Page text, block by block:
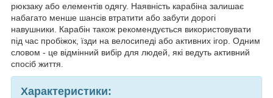
рюкзаку або елементів одягу. Наявність карабіна залишає
набагато менше шансів втратити або забути дорогі
навушники. Карабін також рекомендується використовувати
під час пробіжок, їзди на велосипеді або активних ігор. Одним
словом - це відмінний вибір для людей, які ведуть активний
спосіб життя.
Характеристики: